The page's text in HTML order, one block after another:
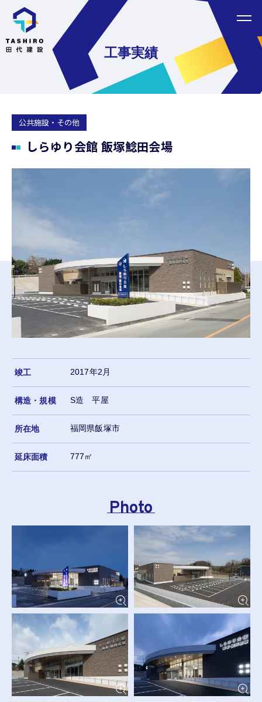
Home ホーム
About 会社案内
News 新着情報
Method
Works
Sustainability サステナビリティ
Access 交通アクセス
工事実績
公共施設・その他
しらゆり会館 飯塚鯰田会場
竣工 2017年2月
構造・規模 S造 平屋
所在地 福岡県飯塚市
延床面積 777㎡
Photo